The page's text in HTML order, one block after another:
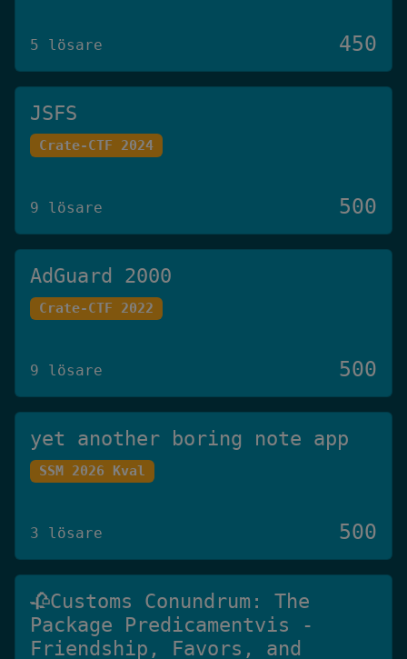
5 lösare 450
JSFS
Crate-CTF 2024
9 lösare 500
AdGuard 2000
Crate-CTF 2022
9 lösare 500
yet another boring note app
SSM 2026 Kval
3 lösare 500
🥀Customs Conundrum: The
Package Predicamentvis -
Friendship, Favors, and